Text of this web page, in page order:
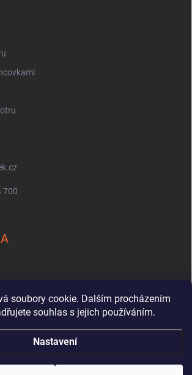
soubory cookie. Dalším procházením
souhlas s jejich používáním.
Nastavení
700